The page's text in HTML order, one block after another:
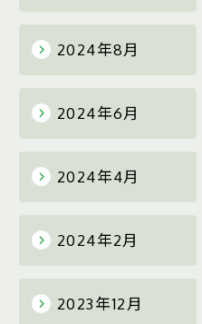
2024年8月
2024年6月
2024年4月
2024年2月
2023年12月